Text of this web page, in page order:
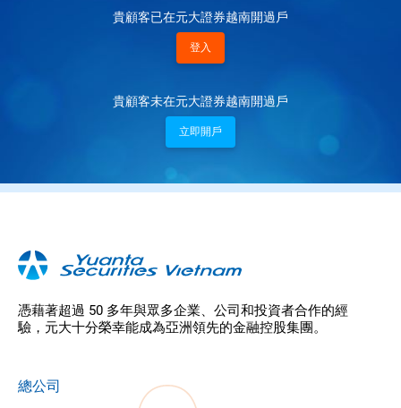
貴顧客已在元大證券越南開過戶
登入
貴顧客未在元大證券越南開過戶
立即開戶
憑藉著超過 50 多年與眾多企業、公司和投資者合作的經
驗，元大十分榮幸能成為亞洲領先的金融控股集團。
總公司